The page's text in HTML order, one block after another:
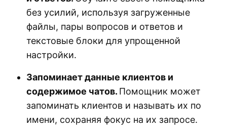
без усилий, используя загруженные
файлы, пары вопросов и ответов и
текстовые блоки для упрощенной
настройки.
Запоминает данные клиентов и
содержимое чатов. Помощник может
запоминать клиентов и называть их по
имени, сохраняя фокус на их запросе.